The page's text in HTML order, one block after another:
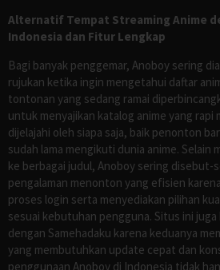
Alternatif Tempat Streaming Anime
Indonesia dan Fitur Lengkap
Bagi banyak penggemar, Anoboy sering
rujukan ketika ingin mengetahui daftar
tontonan yang sedang ramai
untuk menyajikan katalog anime yang rapi
dijelajahi oleh siapa saja, baik penonton
sudah lama mengikuti dunia anime. Selain
ke berbagai judul, Anoboy sering disebut-
pengalaman menonton yang efisien
proses login serta menyediakan pilihan
sesuai kebutuhan pengguna. Situs ini
dengan Samehadaku karena keduanya
yang membutuhkan update cepat dan
penggunaan Anoboy di Indonesia tidak